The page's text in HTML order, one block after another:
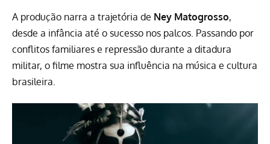
A produção narra a trajetória de Ney Matogrosso,
desde a infância até o sucesso nos palcos. Passando por
conflitos familiares e repressão durante a ditadura
militar, o filme mostra sua influência na música e cultura
brasileira.